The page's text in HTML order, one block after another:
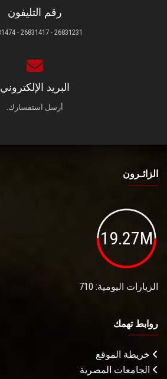
رقم التليفون
26831231 - 26831417 - 26831474
البريد الإلكتروني
أرسل استفسارك.
الزائـرون
19.27M
الزيارات اليومية: 710
روابط تهمك
خريطة الموقع
الجامعات المصرية